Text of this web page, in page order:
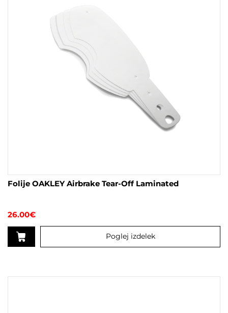
Folije OAKLEY Airbrake Tear-Off Laminated
26.00€
Poglej izdelek